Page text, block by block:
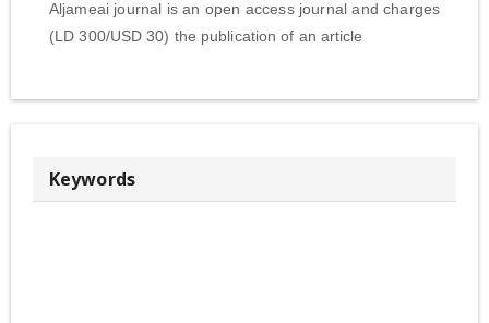
Aljameai journal is an open access journal and charges
(LD 300/USD 30) the publication of an article
Keywords